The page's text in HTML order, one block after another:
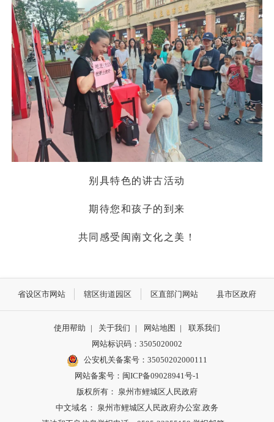
别具特色的讲古活动
期待您和孩子的到来
共同感受闽南文化之美！
省设区市网站 辖区街道园区 区直部门网站 县市区政府
使用帮助 | 关于我们 | 网站地图 |
联系我们
网站标识码：3505020002
公安机关备案号：35050202000111
网站备案号：闽ICP备09028941号-1
版权所有： 泉州市鲤城区人民政府
中文域名： 泉州市鲤城区人民政府办公室.政务